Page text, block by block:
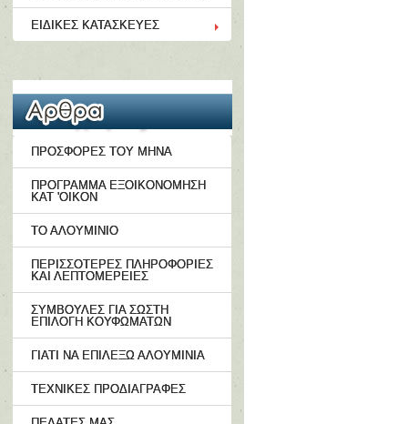
ΕΙΔΙΚΕΣ ΚΑΤΑΣΚΕΥΕΣ
ΠΡΟΣΦΟΡΕΣ ΤΟΥ ΜΗΝΑ
ΠΡΟΓΡΑΜΜΑ ΕΞΟΙΚΟΝΟΜΗΣΗ
ΚΑΤ 'ΟΙΚΟΝ
ΤΟ ΑΛΟΥΜΙΝΙΟ
ΠΕΡΙΣΣΟΤΕΡΕΣ ΠΛΗΡΟΦΟΡΙΕΣ
ΚΑΙ ΛΕΠΤΟΜΕΡΕΙΕΣ
ΣΥΜΒΟΥΛΕΣ ΓΙΑ ΣΩΣΤΗ
ΕΠΙΛΟΓΗ ΚΟΥΦΩΜΑΤΩΝ
ΓΙΑΤΙ ΝΑ ΕΠΙΛΕΞΩ ΑΛΟΥΜΙΝΙΑ
ΤΕΧΝΙΚΕΣ ΠΡΟΔΙΑΓΡΑΦΕΣ